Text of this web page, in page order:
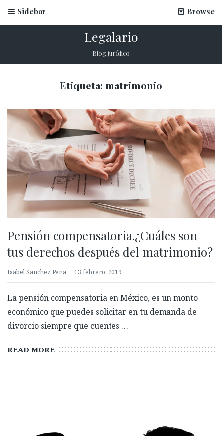
Biometría con prueba de vida: ¿Qué es y por qué es
clave para validar identidades?
¿Qué es un ataque spoofing y cómo proteger tu
proceso de onboarding?
11 febrero, 2026
Sidebar Browse
Legalario
Blog jurídico
Etiqueta: matrimonio
Pensión compensatoria.¿Cuáles son
tus derechos después del matrimonio?
Isabel Sanchez Peña 13 febrero, 2019
La pensión compensatoria en México, es un monto
económico que puedes solicitar en tu demanda de
divorcio siempre que cuentes …
READ MORE